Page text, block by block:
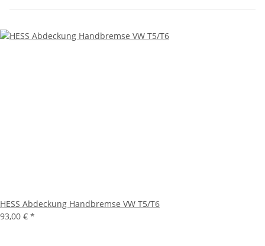
HESS Abdeckung Handbremse VW T5/T6
93,00 € *